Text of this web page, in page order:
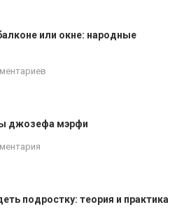
или окне: народные
джозефа мэрфи
подростку: теория и практика